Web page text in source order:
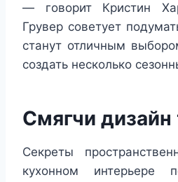
— говорит Кристин
Грувер советует
станут отличным
создать несколько
Смягчи дизайн
Секреты
кухонном интерьере